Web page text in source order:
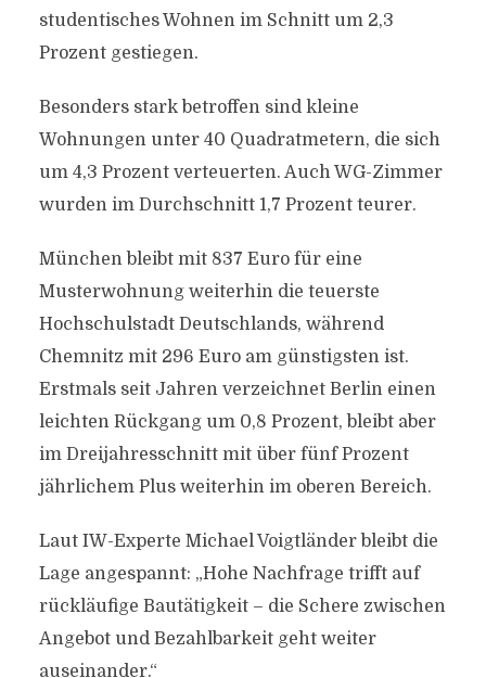
studentisches Wohnen im Schnitt um 2,3
Prozent gestiegen.
Besonders stark betroffen sind kleine
Wohnungen unter 40 Quadratmetern, die sich
um 4,3 Prozent verteuerten. Auch WG-Zimmer
wurden im Durchschnitt 1,7 Prozent teurer.
München bleibt mit 837 Euro für eine
Musterwohnung weiterhin die teuerste
Hochschulstadt Deutschlands, während
Chemnitz mit 296 Euro am günstigsten ist.
Erstmals seit Jahren verzeichnet Berlin einen
leichten Rückgang um 0,8 Prozent, bleibt aber
im Dreijahresschnitt mit über fünf Prozent
jährlichem Plus weiterhin im oberen Bereich.
Laut IW-Experte Michael Voigtländer bleibt die
Lage angespannt: „Hohe Nachfrage trifft auf
rückläufige Bautätigkeit – die Schere zwischen
Angebot und Bezahlbarkeit geht weiter
auseinander.“